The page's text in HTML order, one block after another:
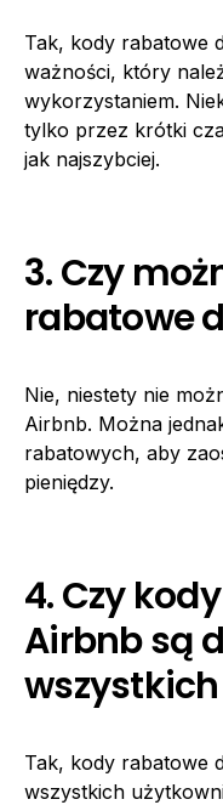
Tak, kody rabatowe
ważności, który
wykorzystaniem.
tylko przez krótki
jak najszybciej.
3. Czy
rabatowe
Nie, niestety nie
Airbnb. Można
rabatowych, aby
pieniędzy.
4. Czy
Airbnb są
Tak, kody rabatowe
wszystkich